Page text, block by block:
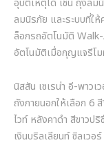
อุบัติเหตุได้ เช่น ถุงลม
ลมนิรภัย และระบบที่ใ
ล็อกรถอัตโนมัติ
อัตโนมัติเมื่อกุญแจรีโม
นิสสัน เซเรน่า อี-พาว
ถังภายนอกให้เลือก 6
ไวท์ หลังคาดำ สีขาวป
เงินบริลเลียนท์ ซิลเวอร์